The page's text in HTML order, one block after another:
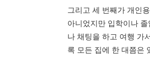
그리고 세 번째가 개인
아니었지만 입학이나
나 채팅을 하고 여행 가
록 모든 집에 한 대쯤은